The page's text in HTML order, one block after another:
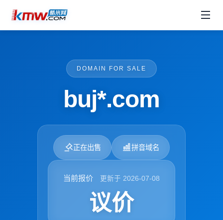
DOMAIN FOR SALE
buj*.com
正在出售 拼音域名
当前报价 更新于 2026-07-08
议价